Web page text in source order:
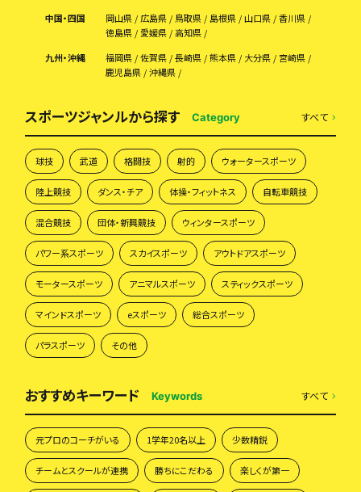
中国・四国
岡山県 広島県 鳥取県 島根県 山口県
香川県
徳島県
愛媛県
高知県
九州・沖縄
福岡県 佐賀県 長崎県 熊本県 大分県
宮崎県
鹿児島県
沖縄県
スポーツジャンルから探す Category すべて
球技 武道 格闘技 射的 ウォータースポーツ
陸上競技 ダンス・チア 体操・フィットネス 自転車競技
混合競技 団体・新興競技 ウィンタースポーツ
パワー系スポーツ スカイスポーツ アウトドアスポーツ
モータースポーツ アニマルスポーツ スティックスポーツ
マインドスポーツ eスポーツ 総合スポーツ
パラスポーツ その他
おすすめキーワード Keywords すべて
元プロのコーチがいる 1学年20名以上 少数精鋭
チームとスクールが連携 勝ちにこだわる 楽しくが第一